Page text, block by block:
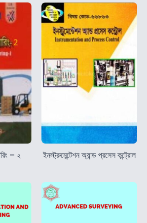
– ২
ইনস্ট্রুমেন্টেশন অ্যান্ড প্রসেস কন্ট্রোল